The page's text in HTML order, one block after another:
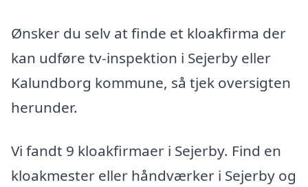
Ønsker du selv at finde et kloakfirma der
kan udføre tv-inspektion i Sejerby eller
Kalundborg kommune, så tjek oversigten
herunder.
Vi fandt 9 kloakfirmaer i Sejerby. Find en
kloakmester eller håndværker i Sejerby og